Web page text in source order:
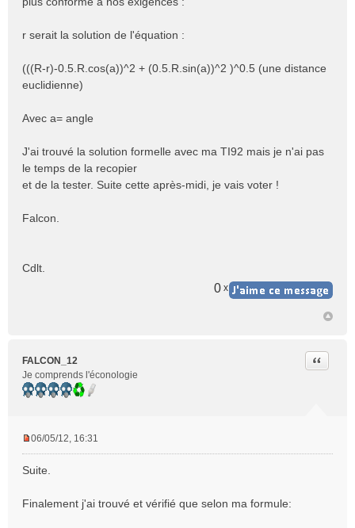
r serait la solution de l'équation :
(((R-r)-0.5.R.cos(a))^2 + (0.5.R.sin(a))^2 )^0.5 (une distance
euclidienne)
Avec a= angle
J'ai trouvé la solution formelle avec ma TI92 mais je n'ai pas
le temps de la recopier
et de la tester. Suite cette après-midi, je vais voter !
Falcon.
Cdlt.
0 x
FALCON_12
Je comprends l'éconologie
Citer
s
a
06/05/12, 16:31
Suite.
Finalement j'ai trouvé et vérifié que selon ma formule: